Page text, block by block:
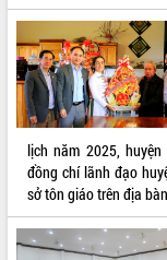
lịch năm 2025,
đồng chí lãnh đạo
sở tôn giáo trên địa